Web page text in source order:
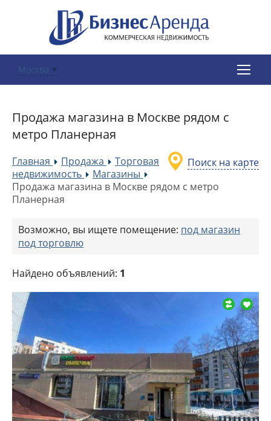
Москва
Продажа магазина в Москве рядом с
метро Планерная
Поиск на карте
Главная »Продажа »
Торговая
недвижимость
»Магазины
Продажа магазина в Москве рядом с метро
Планерная
Возможно, вы ищете помещение: под магазин
под торговлю
Найдено объявлений: 1